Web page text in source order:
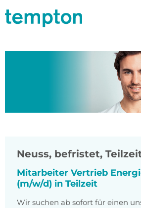
Neuss, befristet,
Mitarbeiter Vertrieb
(m/w/d) in Teilzeit
Wir suchen ab sofort für einen